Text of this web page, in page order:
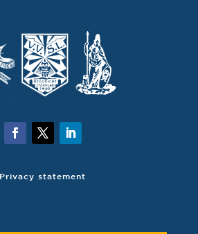
Privacy statement